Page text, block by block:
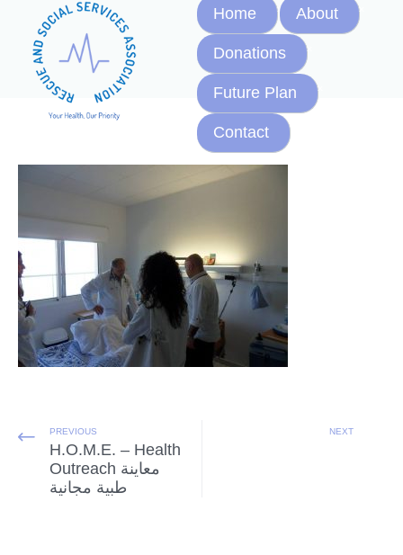
Home About
Donations
Future Plan
Contact
PREVIOUS
H.O.M.E. – Health
Outreach معاينة
طبية مجانية
NEXT